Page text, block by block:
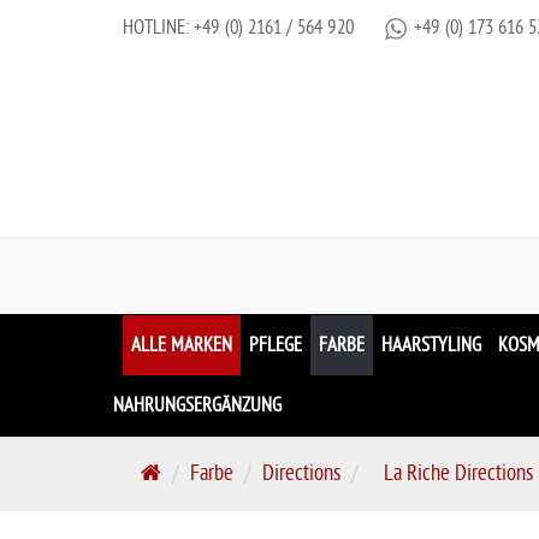
HOTLINE: +49 (0) 2161 / 564 920 +49 (0) 173 616
ALLE MARKEN PFLEGE FARBE HAARSTYLING
NAHRUNGSERGÄNZUNG
S
Farbe Directions La Riche